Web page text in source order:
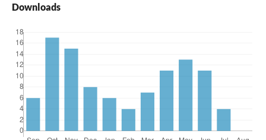
Downloads